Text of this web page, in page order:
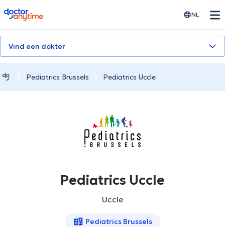
doctoranytime NL
Vind een dokter
Pediatrics Brussels Pediatrics Uccle
Pediatrics Uccle
Uccle
Pediatrics Brussels